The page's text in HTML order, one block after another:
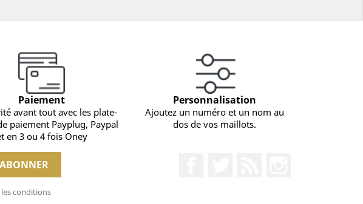
Paiement
avant tout avec les plate-
paiement Payplug, Paypal
en 3 ou 4 fois Oney
Personnalisation
Ajoutez un numéro et un nom au
dos de vos maillots.
conditions